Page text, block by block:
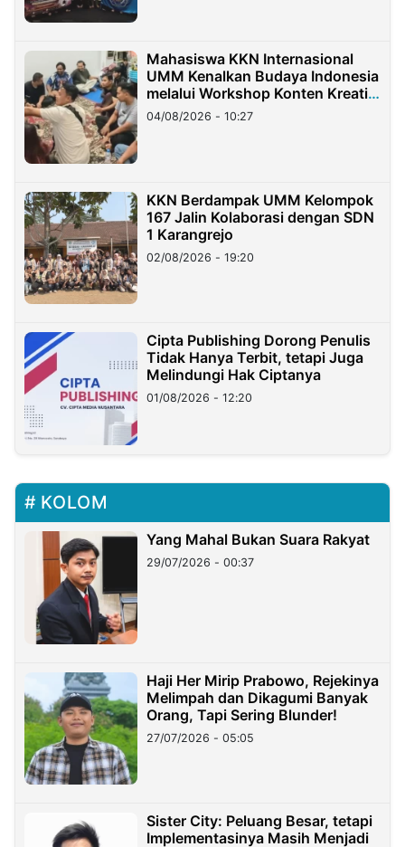
Mahasiswa KKN Internasional
UMM Kenalkan Budaya Indonesia
melalui Workshop Konten Kreatif
di Taiwan
04/08/2026 - 10:27
KKN Berdampak UMM Kelompok
167 Jalin Kolaborasi dengan SDN
1 Karangrejo
02/08/2026 - 19:20
Cipta Publishing Dorong Penulis
Tidak Hanya Terbit, tetapi Juga
Melindungi Hak Ciptanya
01/08/2026 - 12:20
KOLOM
Yang Mahal Bukan Suara Rakyat
29/07/2026 - 00:37
Haji Her Mirip Prabowo, Rejekinya
Melimpah dan Dikagumi Banyak
Orang, Tapi Sering Blunder!
27/07/2026 - 05:05
Sister City: Peluang Besar, tetapi
Implementasinya Masih Menjadi